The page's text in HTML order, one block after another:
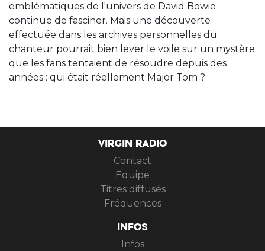
emblématiques de l'univers de David Bowie
continue de fasciner. Mais une découverte
effectuée dans les archives personnelles du
chanteur pourrait bien lever le voile sur un mystère
que les fans tentaient de résoudre depuis des
années : qui était réellement Major Tom ?
VIRGIN RADIO
Contact
Equipe
Titres diffusés
Fréquences
INFOS
Infos